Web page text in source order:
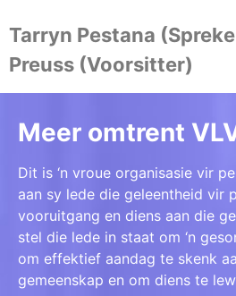
Tarryn Pestana
Preuss (Voorsitter)
Meer omtrent
Dit is ‘n vroue organisasie vir
aan sy lede die geleentheid vir
vooruitgang en diens aan die
stel die lede in staat om ‘n
om effektief aandag te skenk
gemeenskap en om diens te